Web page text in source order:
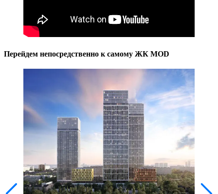
Перейдем непосредственно к самому ЖК MOD